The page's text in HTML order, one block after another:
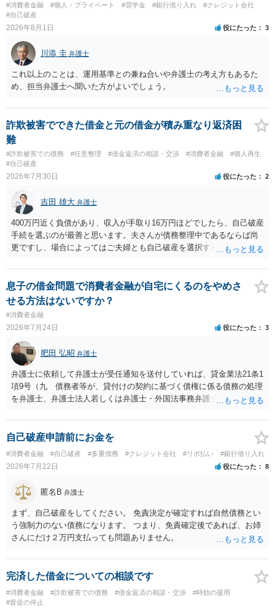
#消費者金融 #個人・プライベート #奨学金 #銀行借り入れ
#クレジット会社
#自己破産
2026年8月1日 役にたった 3
川添 圭 弁護士
これ以上のことは、運用基準との兼ね合いや弁護士の考え方もあるた
め、担当弁護士へ聞いた方がよいでしょう。
詐欺被害でできた借金と元の借金が積み重なり返済困
難
#詐欺被害での債務 #任意整理 #借金返済の相談・交渉 #消費者金融
#個人再生
#自己破産
2026年7月30日 役にたった 2
吉田 雄大 弁護士
400万円近く負債があり、収入が手取り16万円ほどでしたら、自己破産
手続を選ぶのが最善と思います。夫さんが債務整理中であるならば尚
更ですし、場合によってはご夫婦とも自己破産を選択する方法もある
息子の借金問題で消費者金融が自宅にくるのをやめさ
せる方法はないですか？
#消費者金融
2026年7月24日 役にたった 3
肥田 弘昭 弁護士
弁護士に依頼して弁護士が受任通知を送付していれば、貸金業法21条1
項9号（九 債務者等が、貸付けの契約に基づく債権に係る債務の処理
を弁護士、弁護士法人若しくは弁護士・外国法事務弁護士共同法人若
等」という。）に委託し、又はその処理のため必要な裁判所における
民事事件に関する手続をとり、弁護士等又は裁判所から書面によりそ
の旨の通知があつた場合において、正当な理由がないのに、債務者等
に対し、電話をかけ、電報を送達し、若しくはファクシミリ装置を用
いて送信し、又は訪問する方法により、当該債務を弁済することを要
求し、これに対し債務者等から直接要求しないよう求められたにもか
かわらず、更にこれらの方法で当該債務を弁済することを要求するこ
と。）に違反しています。監督官庁に行政処分を求める、裁判所に仮
処分申請、不退去罪が成立すれば警察に通報などの対応が考えられま
す。ご参考にしてください。
自己破産申請前にお金を
#消費者金融 #自己破産 #多重債務 #クレジット会社 #リボ払い #銀行借り入れ
2026年7月22日 役にたった 8
匿名B 弁護士
まず、自己破産をしてください。 免責決定が確定すれば自然債務とい
う強制力のない債務になります。 つまり、免責確定後であれば、お姉
さんにだけ２万円支払っても問題ありません。
完済した借金についての相談です
#消費者金融 #詐欺被害での債務 #借金返済の相談・交渉
#時効の援用
#督促の停止